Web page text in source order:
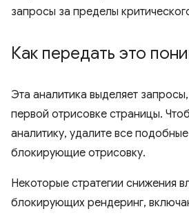
запросы за пределы
Как передать это
Эта аналитика выделяет
первой отрисовке страницы.
аналитику, удалите все
блокирующие отрисовку.
Некоторые стратегии снижения
блокирующих рендеринг,